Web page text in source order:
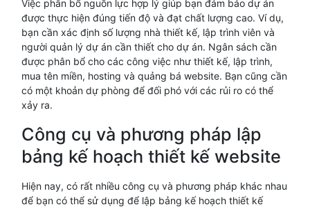
Việc phân bổ nguồn lực hợp lý giúp bạn đảm bảo dự án
được thực hiện đúng tiến độ và đạt chất lượng cao. Ví dụ,
bạn cần xác định số lượng nhà thiết kế, lập trình viên và
người quản lý dự án cần thiết cho dự án. Ngân sách cần
được phân bổ cho các công việc như thiết kế, lập trình,
mua tên miền, hosting và quảng bá website. Bạn cũng cần
có một khoản dự phòng để đối phó với các rủi ro có thể
xảy ra.
Công cụ và phương pháp lập
bảng kế hoạch thiết kế website
Hiện nay, có rất nhiều công cụ và phương pháp khác nhau
để bạn có thể sử dụng để lập bảng kế hoạch thiết kế